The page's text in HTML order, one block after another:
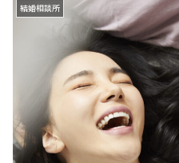
結婚相談所